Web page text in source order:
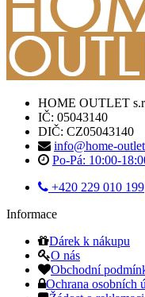
HOME OUTLET
IČ: 05043140
DIČ: CZ05043140
info@home-
Po-Pá: 10:00-
+420 229 010 199
Informace
Dárek k nákupu
O nás
Obchodní
Ochrana osobních